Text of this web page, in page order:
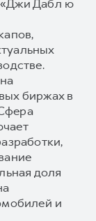
Дабл ю
биржах в
доля
и